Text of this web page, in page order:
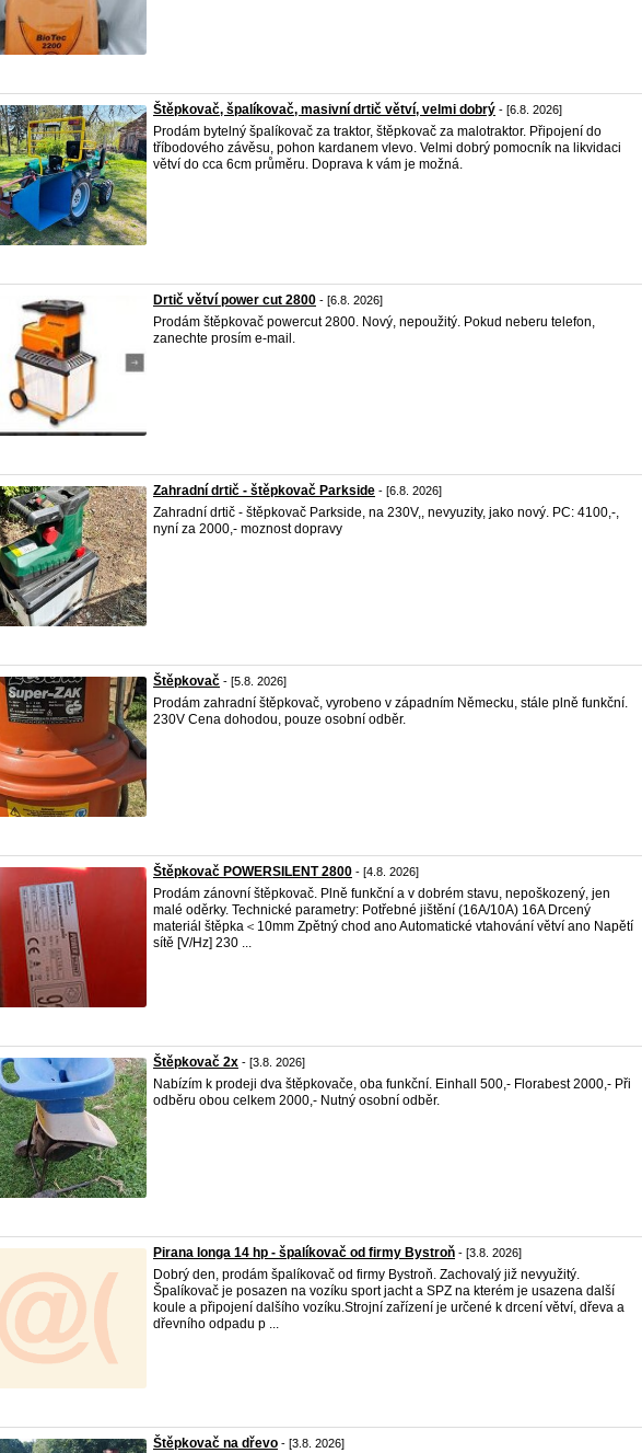
Štěpkovač, špalíkovač, masivní drtič větví, velmi dobrý - [6.8. 2026]
Prodám bytelný špalíkovač za traktor, štěpkovač za malotraktor. Připojení do
tříbodového závěsu, pohon kardanem vlevo. Velmi dobrý pomocník na likvidaci
větví do cca 6cm průměru. Doprava k vám je možná.
Drtič větví power cut 2800 - [6.8. 2026]
Prodám štěpkovač powercut 2800. Nový, nepoužitý. Pokud neberu telefon,
zanechte prosím e-mail.
Zahradní drtič - štěpkovač Parkside - [6.8. 2026]
Zahradní drtič - štěpkovač Parkside, na 230V,, nevyuzity, jako nový. PC: 4100,-,
nyní za 2000,- moznost dopravy
Štěpkovač - [5.8. 2026]
Prodám zahradní štěpkovač, vyrobeno v západním Německu, stále plně funkční.
230V Cena dohodou, pouze osobní odběr.
Štěpkovač POWERSILENT 2800 - [4.8. 2026]
Prodám zánovní štěpkovač. Plně funkční a v dobrém stavu, nepoškozený, jen
malé oděrky. Technické parametry: Potřebné jištění (16A/10A) 16A Drcený
materiál štěpka＜10mm Zpětný chod ano Automatické vtahování větví ano Napětí
sítě [V/Hz] 230 ...
Štěpkovač 2x - [3.8. 2026]
Nabízím k prodeji dva štěpkovače, oba funkční. Einhall 500,- Florabest 2000,- Při
odběru obou celkem 2000,- Nutný osobní odběr.
Pirana longa 14 hp - špalíkovač od firmy Bystroň - [3.8. 2026]
Dobrý den, prodám špalíkovač od firmy Bystroň. Zachovalý již nevyužitý.
Špalíkovač je posazen na vozíku sport jacht a SPZ na kterém je usazena další
koule a připojení dalšího vozíku.Strojní zařízení je určené k drcení větví, dřeva a
dřevního odpadu p ...
Štěpkovač na dřevo - [3.8. 2026]